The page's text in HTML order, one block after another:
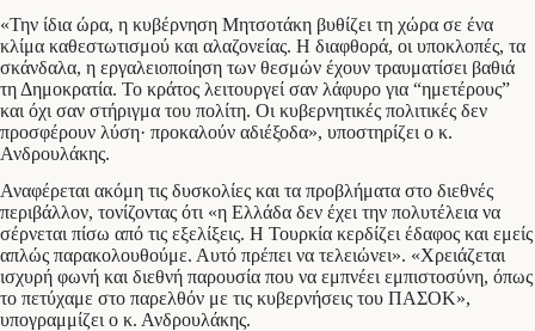
«Την ίδια ώρα, η κυβέρνηση Μητσοτάκη βυθίζει τη χώρα σε ένα
κλίμα καθεστωτισμού και αλαζονείας. Η διαφθορά, οι υποκλοπές, τα
σκάνδαλα, η εργαλειοποίηση των θεσμών έχουν τραυματίσει βαθιά
τη Δημοκρατία. Το κράτος λειτουργεί σαν λάφυρο για “ημετέρους”
και όχι σαν στήριγμα του πολίτη. Οι κυβερνητικές πολιτικές δεν
προσφέρουν λύση· προκαλούν αδιέξοδα», υποστηρίζει ο κ.
Ανδρουλάκης.
Αναφέρεται ακόμη τις δυσκολίες και τα προβλήματα στο διεθνές
περιβάλλον, τονίζοντας ότι «η Ελλάδα δεν έχει την πολυτέλεια να
σέρνεται πίσω από τις εξελίξεις. Η Τουρκία κερδίζει έδαφος και εμείς
απλώς παρακολουθούμε. Αυτό πρέπει να τελειώνει». «Χρειάζεται
ισχυρή φωνή και διεθνή παρουσία που να εμπνέει εμπιστοσύνη, όπως
το πετύχαμε στο παρελθόν με τις κυβερνήσεις του ΠΑΣΟΚ»,
υπογραμμίζει ο κ. Ανδρουλάκης.